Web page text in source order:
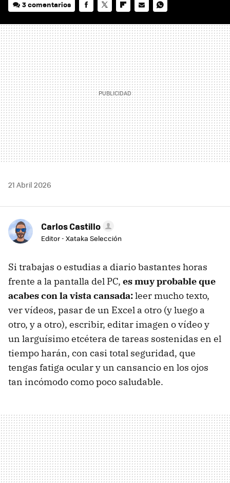
3 comentarios
MAIL
21 Abril 2026
Carlos Castillo
Editor - Xataka Selección
Si trabajas o estudias a diario bastantes horas
frente a la pantalla del PC, es muy probable que
acabes con la vista cansada:leer mucho texto,
ver vídeos, pasar de un Excel a otro (y luego a
otro, y a otro), escribir, editar imagen o vídeo y
un larguísimo etcétera de tareas sostenidas en el
tiempo harán, con casi total seguridad, que
tengas fatiga ocular y un cansancio en los ojos
tan incómodo como poco saludable.